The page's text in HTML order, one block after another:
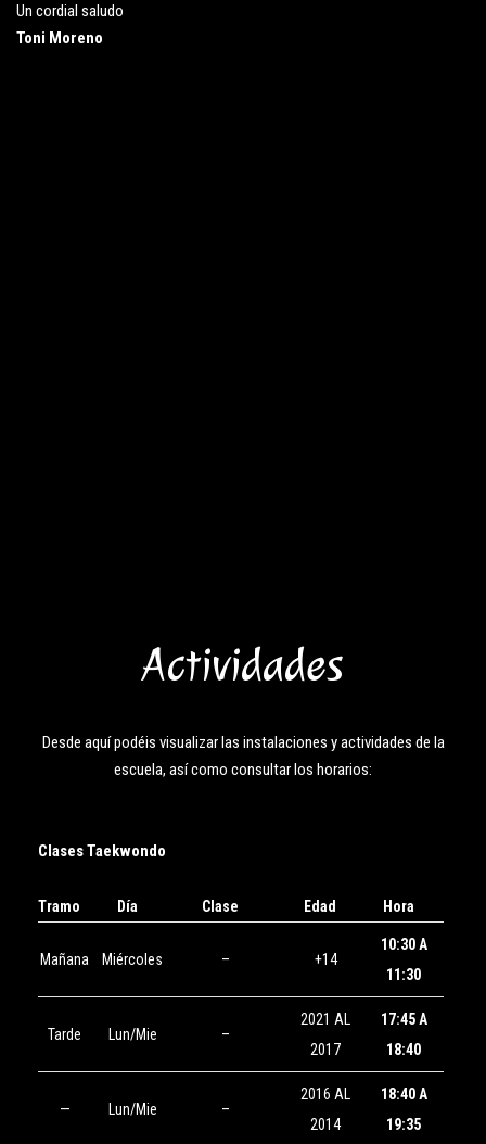
Un cordial saludo
Toni Moreno
Actividades
Desde aquí podéis visualizar las instalaciones y actividades de la
escuela, así como consultar los horarios:
Clases Taekwondo
Tramo Día Clase Edad Hora
Mañana Miércoles – +14
10:30 A
11:30
Tarde Lun/Mie –
2021 AL
2017
17:45 A
18:40
— Lun/Mie –
2016 AL
2014
18:40 A
19:35